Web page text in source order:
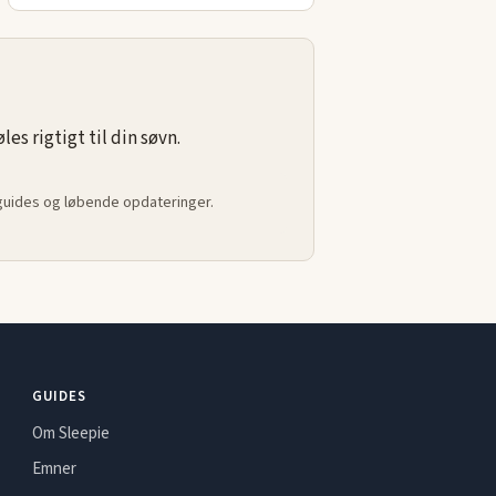
rigtigt til din søvn.
og løbende opdateringer.
GUIDES
Om Sleepie
Emner